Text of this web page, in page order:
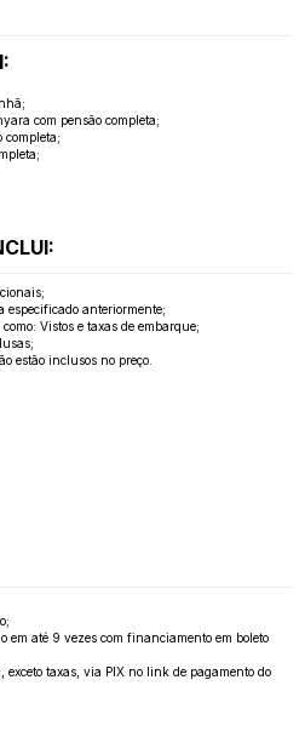
com pensão completa;
completa;
especificado anteriormente;
Vistos e taxas de embarque;
estão inclusos no preço.
em até 9 vezes com financiamento em boleto
taxas, via PIX no link de pagamento do